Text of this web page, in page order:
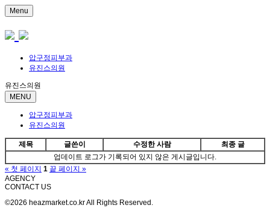
Menu
압구정피부과
유진스의원
유진스의원
MENU
압구정피부과
유진스의원
제목 글쓴이 수정한 사람
최종 글
업데이트 로그가 기록되어 있지 않은 게시글입니다.
« 첫 페이지 1 끝 페이지 »
AGENCY
CONTACT US
©2026 heazmarket.co.kr All Rights Reserved.